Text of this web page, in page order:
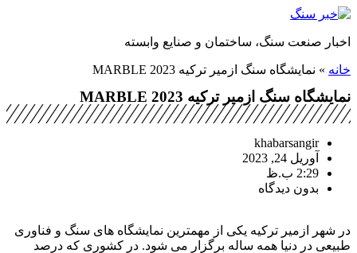
پرش
محتوا
اخبار صنعت سنگ، ساختمان و صنایع وابسته
خانه » نمایشگاه سنگ ازمیر ترکیه MARBLE 2023
نمایشگاه سنگ ازمیر ترکیه MARBLE 2023
khabarsangir
آوریل 24, 2023
2:29 ب.ظ
بدون دیدگاه
در شهر ازمیر ترکیه یکی از مهمترین نمایشگاه های سنگ و فناوری
طبیعی در دنیا همه ساله برگزار می شود. در کشوری که درصد